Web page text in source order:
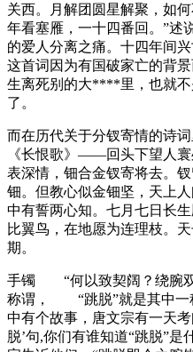
关西。月解团圆星解聚，如
年看塞雁，一十四番回。”述
的爱人分离之痛。十四年间
这首词因为有国破家亡的背
生离死别的大****里，也就
了。
而在历代关于分钗寄情的诗
《长恨歌》——回头下望人
表深情，钿合金钗寄将去。
钿。但教心似金钿坚，天上
中有誓两心知。七月七日长
比翼鸟，在地愿为连理枝。
期。
手镯 “何以致契阔？绕腕
称谓， “跳脱”就是其中一
中有个故事，唐文宗有一天
脱’句,你们有谁知道“跳脱”是